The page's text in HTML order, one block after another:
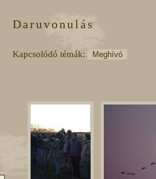
Daruvonulás
Kapcsolódó témák: Meghívó